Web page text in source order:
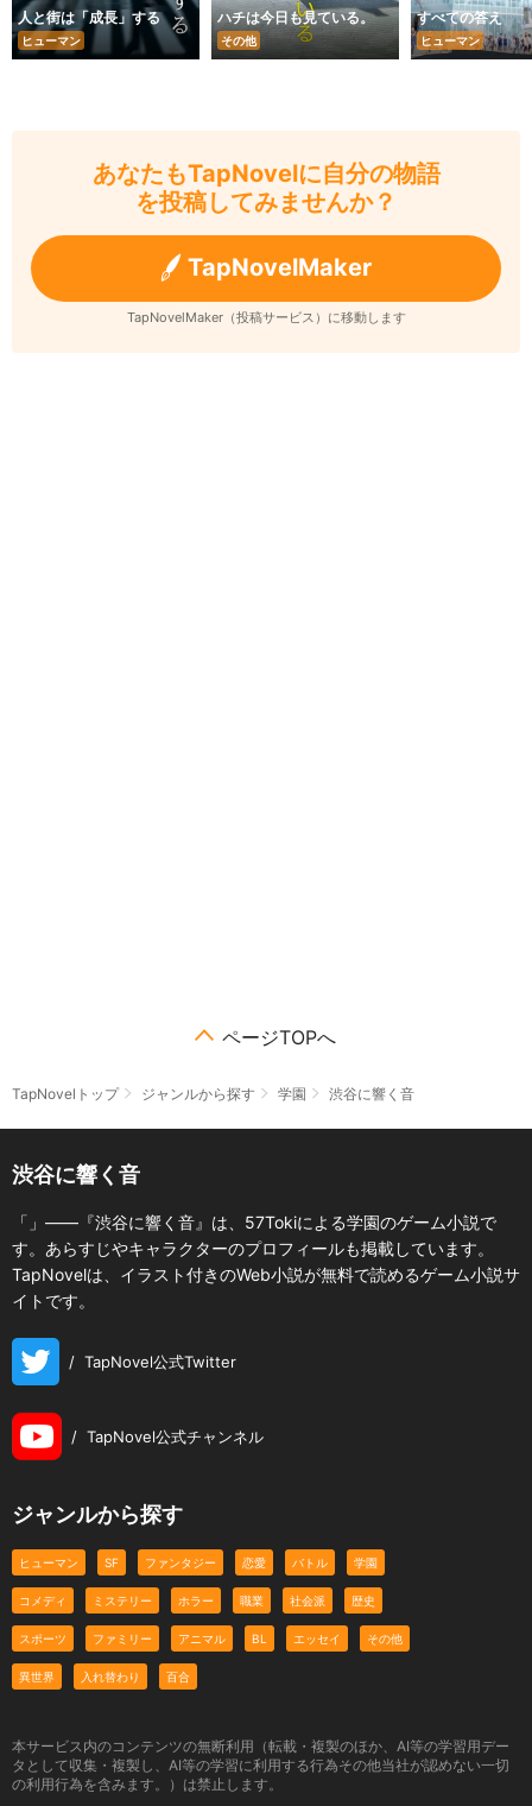
人と街は「成長」する
ヒューマン
ハチは今日も見ている。
その他
すべての答え
ヒューマン
あなたもTapNovelに自分の物語
を投稿してみませんか？
TapNovelMaker
TapNovelMaker（投稿サービス）に移動します
ページTOPへ
TapNovelトップ ジャンルから探す 学園 渋谷に響く音
渋谷に響く音
「」――『渋谷に響く音』は、57Tokiによる学園のゲーム小説で
す。あらすじやキャラクターのプロフィールも掲載しています。
TapNovelは、イラスト付きのWeb小説が無料で読めるゲーム小説サ
イトです。
/ TapNovel公式Twitter
/ TapNovel公式チャンネル
ジャンルから探す
ヒューマン SF ファンタジー 恋愛 バトル 学園
コメディ ミステリー ホラー 職業 社会派 歴史
スポーツ ファミリー アニマル BL エッセイ その他
異世界 入れ替わり 百合
本サービス内のコンテンツの無断利用（転載・複製のほか、AI等の学習用デー
タとして収集・複製し、AI等の学習に利用する行為その他当社が認めない一切
の利用行為を含みます。）は禁止します。